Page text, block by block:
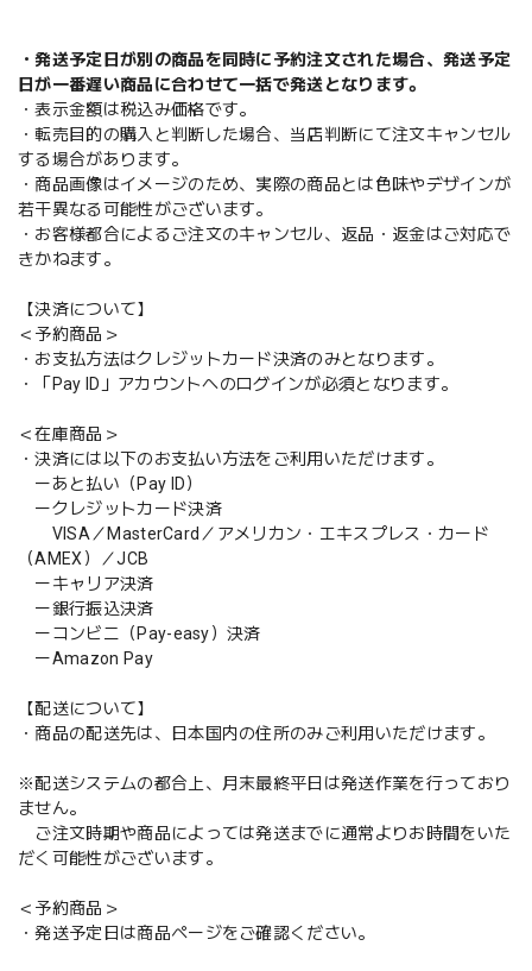
・発送予定日が別の商品を同時に予約注文された場合、発送予定
日が一番遅い商品に合わせて一括で発送となります。
・表示金額は税込み価格です。
・転売目的の購入と判断した場合、当店判断にて注文キャンセル
する場合があります。
・商品画像はイメージのため、実際の商品とは色味やデザインが
若干異なる可能性がございます。
・お客様都合によるご注文のキャンセル、返品・返金はご対応で
きかねます。
【決済について】
＜予約商品＞
・お支払方法はクレジットカード決済のみとなります。
・「Pay ID」アカウントへのログインが必須となります。
＜在庫商品＞
・決済には以下のお支払い方法をご利用いただけます。
ーあと払い（Pay ID）
ークレジットカード決済
VISA／MasterCard／アメリカン・エキスプレス・カード
（AMEX）／JCB
ーキャリア決済
ー銀行振込決済
ーコンビニ（Pay-easy）決済
ーAmazon Pay
【配送について】
・商品の配送先は、日本国内の住所のみご利用いただけます。
※配送システムの都合上、月末最終平日は発送作業を行っており
ません。
ご注文時期や商品によっては発送までに通常よりお時間をいた
だく可能性がございます。
＜予約商品＞
・発送予定日は商品ページをご確認ください。